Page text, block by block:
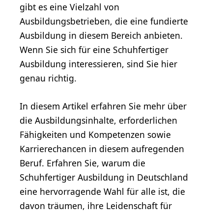
gibt es eine Vielzahl von
Ausbildungsbetrieben, die eine fundierte
Ausbildung in diesem Bereich anbieten.
Wenn Sie sich für eine Schuhfertiger
Ausbildung interessieren, sind Sie hier
genau richtig.
In diesem Artikel erfahren Sie mehr über
die Ausbildungsinhalte, erforderlichen
Fähigkeiten und Kompetenzen sowie
Karrierechancen in diesem aufregenden
Beruf. Erfahren Sie, warum die
Schuhfertiger Ausbildung in Deutschland
eine hervorragende Wahl für alle ist, die
davon träumen, ihre Leidenschaft für